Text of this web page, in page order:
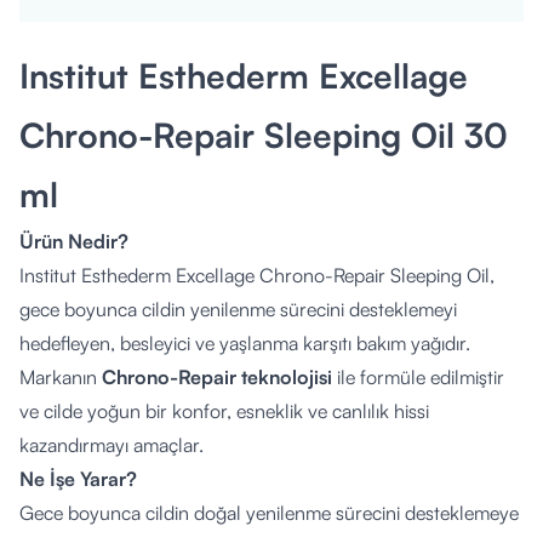
Institut Esthederm Excellage
Chrono-Repair Sleeping Oil 30
ml
Ürün Nedir?
Institut Esthederm Excellage Chrono-Repair Sleeping Oil,
gece boyunca cildin yenilenme sürecini desteklemeyi
hedefleyen, besleyici ve yaşlanma karşıtı bakım yağıdır.
Markanın Chrono-Repair teknolojisi ile formüle edilmiştir
ve cilde yoğun bir konfor, esneklik ve canlılık hissi
kazandırmayı amaçlar.
Ne İşe Yarar?
Gece boyunca cildin doğal yenilenme sürecini desteklemeye